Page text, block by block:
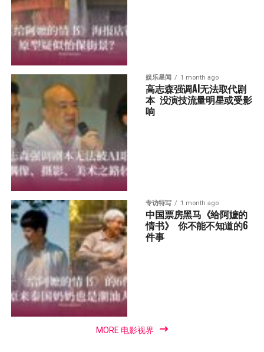
娱乐星闻 1 month ago
高志森强调AI无法取代剧
本  没演技流量明星或受影
响
专访特写 1 month ago
中国票房黑马《给阿嬷的
情书》  你不能不知道的6
件事
MORE 电影视界